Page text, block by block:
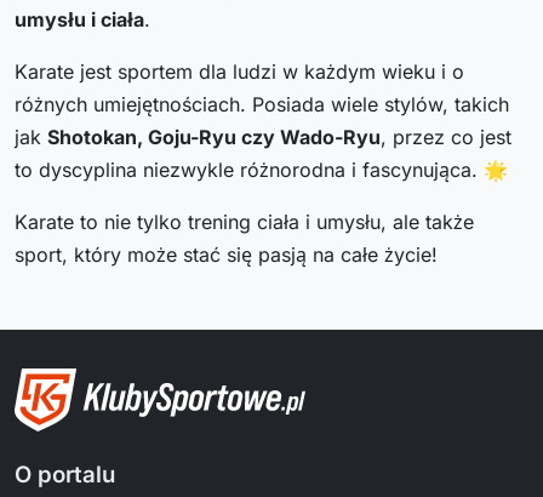
umysłu i ciała.
Karate jest sportem dla ludzi w każdym wieku i o
różnych umiejętnościach. Posiada wiele stylów, takich
jak Shotokan, Goju-Ryu czy Wado-Ryu, przez co jest
to dyscyplina niezwykle różnorodna i fascynująca. 🌟
Karate to nie tylko trening ciała i umysłu, ale także
sport, który może stać się pasją na całe życie!
O portalu